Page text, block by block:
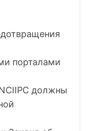
порталами
должны